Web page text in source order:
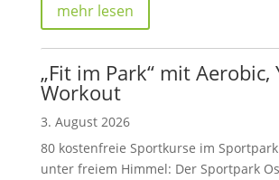
mehr lesen
„Fit im Park“ mit Aerobic,
Workout
3. August 2026
80 kostenfreie Sportkurse im
unter freiem Himmel: Der Sportpark